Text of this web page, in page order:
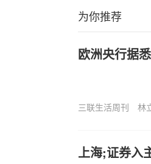
为你推荐
欧洲央行据
三联生活周刊 林
上海;证券入